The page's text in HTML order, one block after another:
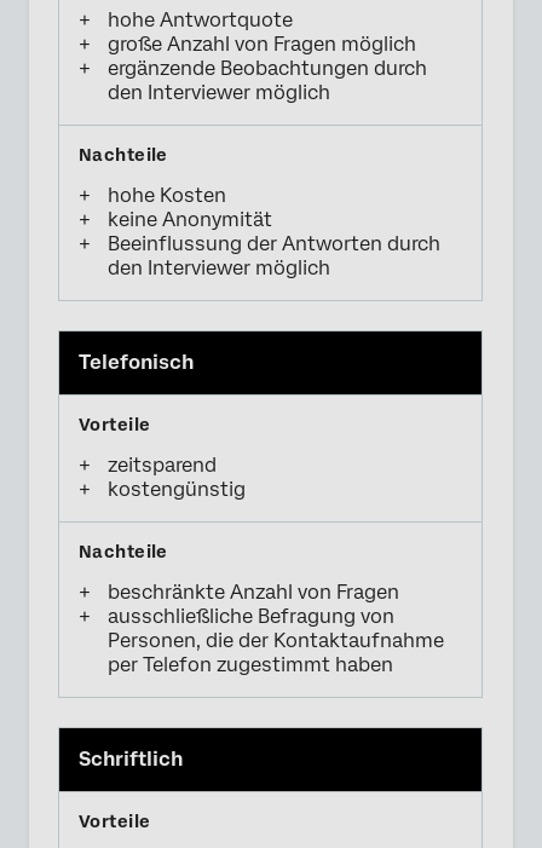
hohe Antwortquote
große Anzahl von Fragen möglich
ergänzende Beobachtungen durch
den Interviewer möglich
hohe Kosten
keine Anonymität
Beeinflussung der Antworten durch
den Interviewer möglich
Telefonisch
zeitsparend
kostengünstig
beschränkte Anzahl von Fragen
ausschließliche Befragung von
Personen, die der Kontaktaufnahme
per Telefon zugestimmt haben
Schriftlich